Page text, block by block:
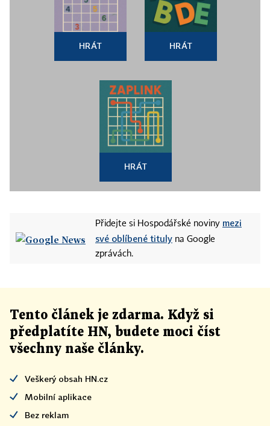
HRÁT HRÁT
HRÁT
Přidejte si Hospodářské noviny mezi
své oblíbené tituly na Google
zprávách.
Tento článek je zdarma. Když si
předplatíte HN, budete moci číst
všechny naše články.
Veškerý obsah HN.cz
Mobilní aplikace
Bez reklam